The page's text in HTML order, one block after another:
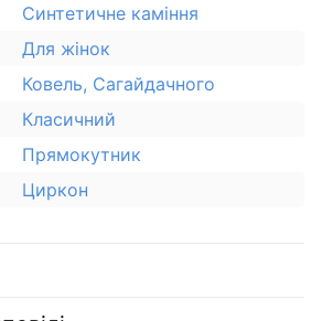
Синтетичне каміння
Для жінок
Ковель, Сагайдачного
Класичний
Прямокутник
Циркон